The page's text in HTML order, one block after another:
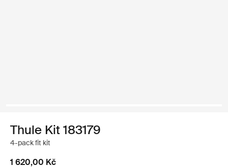
Thule Kit 183179
4-pack fit kit
1 620,00 Kč